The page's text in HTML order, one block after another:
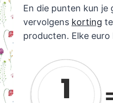
En die punten kun je
vervolgens korting
producten. Elke